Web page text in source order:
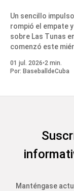
Un sencillo
rompió el empate
sobre Las Tunas
comenzó este
01 jul. 2026•2 min.
Por: BaseballdeCuba
Manténgase